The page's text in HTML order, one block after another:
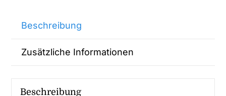
Beschreibung
Zusätzliche Informationen
Beschreibung